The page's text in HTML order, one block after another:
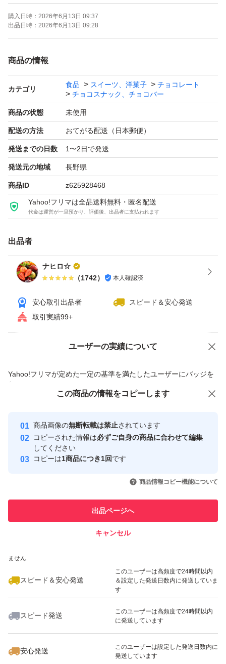
お値下げ不可です。
ご希望商品があれば組み替えいたします！
【♪商品内容】
①レーズンチョコ(ミルク)500g×2
2026.10.10
平らに調整し常温発送(ゆうポス)になりますので、配送中
の溶けなどあるかもしれませんがご了承ください(ゝω・)
チョコレート
チョコ
レーズン
購入日時： 2026年6月13日 09:37
出品日時： 2026年6月13日 09:28
商品の情報
カテゴリ
食品 スイーツ、洋菓子
チョコレート
チョコスナック、チョコバー
商品の状態 未使用
配送の方法 おてがる配送（日本郵便）
発送までの日数 1〜2日で発送
発送元の地域 長野県
商品ID z625928468
Yahoo!フリマは全品送料無料・匿名配送
代金は運営が一旦預かり、評価後、出品者に支払われます
出品者
ナヒロ☆
（1742） 本人確認済
安心取引出品者
スピード＆安心発送
取引実績99+
ユーザーの実績について
Yahoo!フリマが定めた一定の基準を満たしたユーザーにバッジを
付与しています
安心取引出品者
心・安全なユーザーです
取引実績
引を完了させた実績があります
での取引実績があります
ません
スピード＆安心発送
このユーザーは高頻度で24時間以内
＆設定した発送日数内に発送していま
す
スピード発送
このユーザーは高頻度で24時間以内
に発送しています
安心発送
このユーザーは設定した発送日数内に
発送しています
価格の相談 商品への質問
この商品の情報をコピーします
商品画像の無断転載は禁止されています
コピーされた情報は必ずご自身の商品に合わせて編集
してください
コピーは1商品につき1回です
商品情報コピー機能について
出品ページへ
キャンセル
この商品をみている人にオススメ
いいね！
1,199